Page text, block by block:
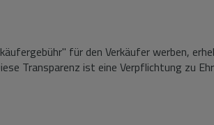
für den Verkäufer werben,
Transparenz ist eine Verpflichtung zu